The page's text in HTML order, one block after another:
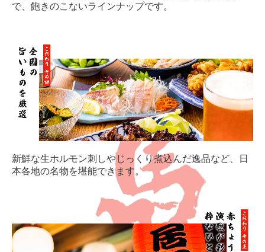
で、飽きのこないラインナップです。
新鮮な生ホルモン刺しやじっくり煮込んだ逸品など、日
本各地の名物を堪能できます。